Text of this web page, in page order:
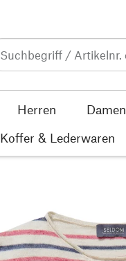
Herren Damen
Koffer & Lederwaren